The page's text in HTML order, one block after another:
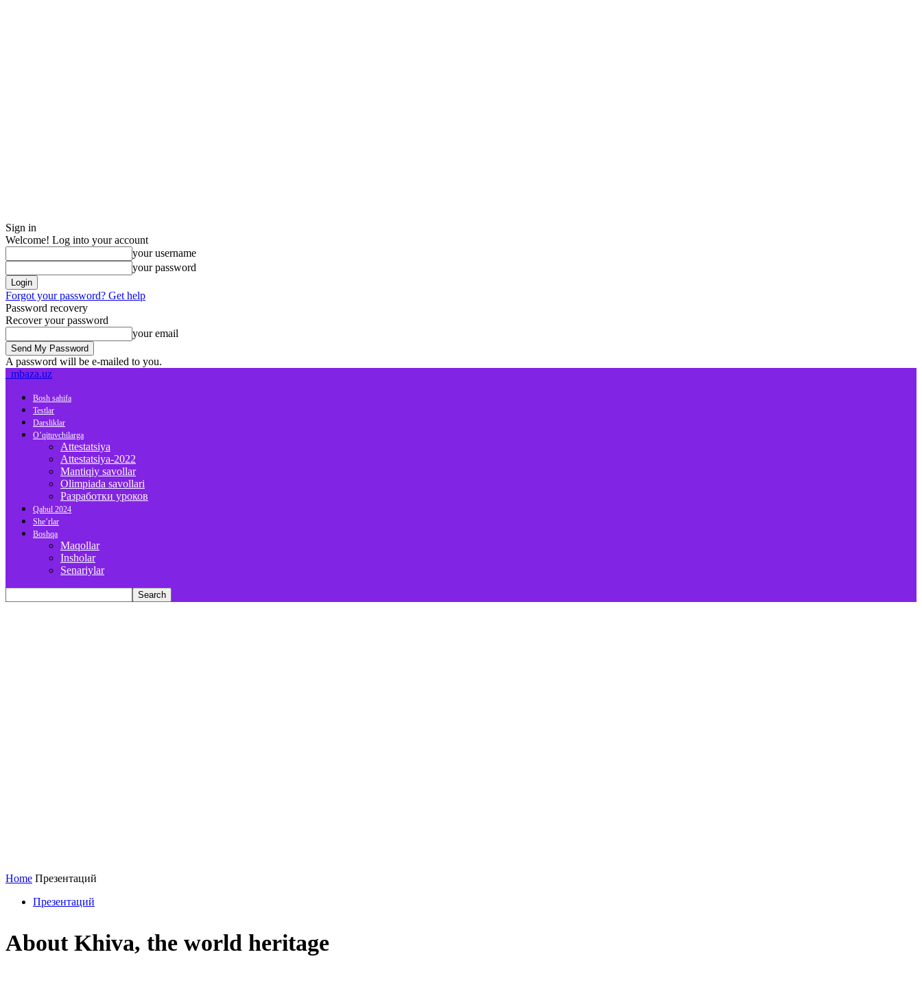
Sign in
Welcome! Log into your account
your username
your password
Forgot your password? Get help
Password recovery
Recover your password
your email
A password will be e-mailed to you.
mbaza.uz
Bosh sahifa
Testlar
Darsliklar
O’qituvchilarga
Attestatsiya
Attestatsiya-2022
Mantiqiy savollar
Olimpiada savollari
Разработки уроков
Qabul 2024
She’rlar
Boshqa
Maqollar
Insholar
Senariylar
Home Презентаций
Презентаций
About Khiva, the world heritage